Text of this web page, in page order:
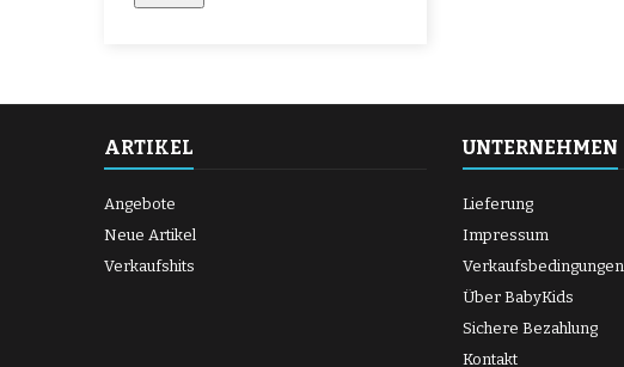
ARTIKEL
Angebote
Neue Artikel
Verkaufshits
UNTERNEHMEN
Lieferung
Impressum
Verkaufsbedingungen
Über BabyKids
Sichere Bezahlung
Kontakt